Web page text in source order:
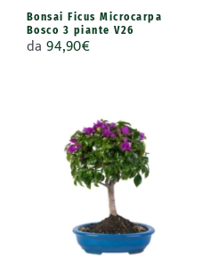
Bonsai Ficus Microcarpa
Bosco 3 piante V26
da94,90€